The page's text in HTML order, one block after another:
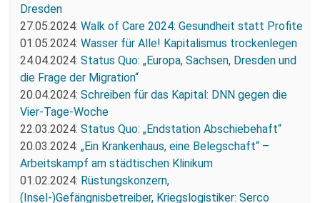
Dresden
27.05.2024: Walk of Care 2024: Gesundheit statt Profite
01.05.2024: Wasser für Alle! Kapitalismus trockenlegen
24.04.2024: Status Quo: „Europa, Sachsen, Dresden und
die Frage der Migration“
20.04.2024: Schreiben für das Kapital: DNN gegen die
Vier-Tage-Woche
22.03.2024: Status Quo: „Endstation Abschiebehaft“
20.03.2024: „Ein Krankenhaus, eine Belegschaft“ –
Arbeitskampf am städtischen Klinikum
01.02.2024: Rüstungskonzern,
(Insel-)Gefängnisbetreiber, Kriegslogistiker: Serco